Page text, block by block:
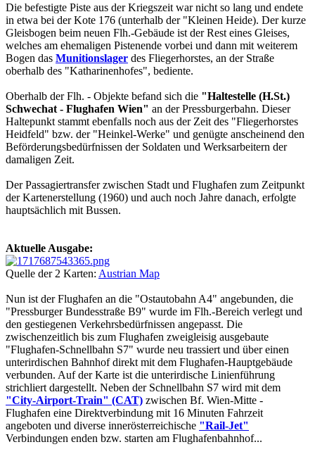
Die befestigte Piste aus der Kriegszeit war nicht so lang und endete
in etwa bei der Kote 176 (unterhalb der "Kleinen Heide). Der kurze
Gleisbogen beim neuen Flh.-Gebäude ist der Rest eines Gleises,
welches am ehemaligen Pistenende vorbei und dann mit weiterem
Bogen das Munitionslager des Fliegerhorstes, an der Straße
oberhalb des "Katharinenhofes", bediente.
Oberhalb der Flh. - Objekte befand sich die "Haltestelle (H.St.)
Schwechat - Flughafen Wien" an der Pressburgerbahn. Dieser
Haltepunkt stammt ebenfalls noch aus der Zeit des "Fliegerhorstes
Heidfeld" bzw. der "Heinkel-Werke" und genügte anscheinend den
Beförderungsbedürfnissen der Soldaten und Werksarbeitern der
damaligen Zeit.
Der Passagiertransfer zwischen Stadt und Flughafen zum Zeitpunkt
der Kartenerstellung (1960) und auch noch Jahre danach, erfolgte
hauptsächlich mit Bussen.
Aktuelle Ausgabe:
Quelle der 2 Karten: Austrian Map
Nun ist der Flughafen an die "Ostautobahn A4" angebunden, die
"Pressburger Bundesstraße B9" wurde im Flh.-Bereich verlegt und
den gestiegenen Verkehrsbedürfnissen angepasst. Die
zwischenzeitlich bis zum Flughafen zweigleisig ausgebaute
"Flughafen-Schnellbahn S7" wurde neu trassiert und über einen
unterirdischen Bahnhof direkt mit dem Flughafen-Hauptgebäude
verbunden. Auf der Karte ist die unterirdische Linienführung
strichliert dargestellt. Neben der Schnellbahn S7 wird mit dem
"City-Airport-Train" (CAT) zwischen Bf. Wien-Mitte -
Flughafen eine Direktverbindung mit 16 Minuten Fahrzeit
angeboten und diverse innerösterreichische "Rail-Jet"
Verbindungen enden bzw. starten am Flughafenbahnhof...